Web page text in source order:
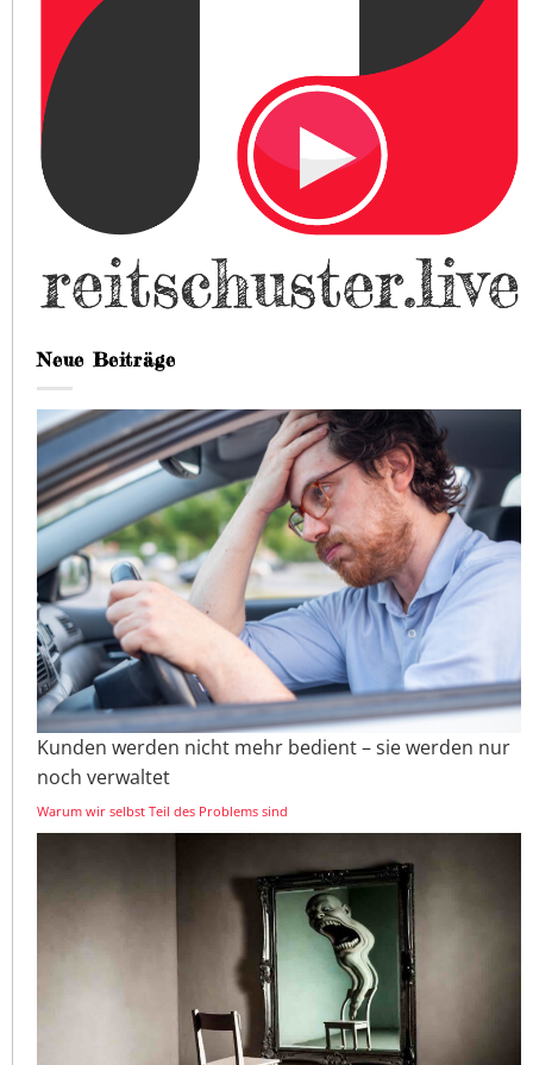
Neue Beiträge
Kunden werden nicht mehr bedient – sie werden nur
noch verwaltet
Warum wir selbst Teil des Problems sind